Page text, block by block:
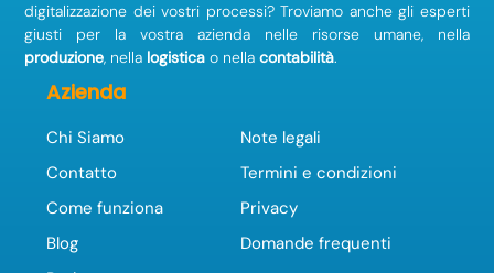
digitalizzazione dei vostri processi? Troviamo anche gli esperti
giusti per la vostra azienda nelle risorse umane, nella
produzione, nella logistica o nellacontabilità.
Azienda
Chi Siamo
Contatto
Come funziona
Blog
Note legali
Termini e condizioni
Privacy
Domande frequenti